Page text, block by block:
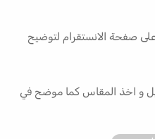
صفحة الانستقرام لتوضيح
و اخذ المقاس كما موضح في